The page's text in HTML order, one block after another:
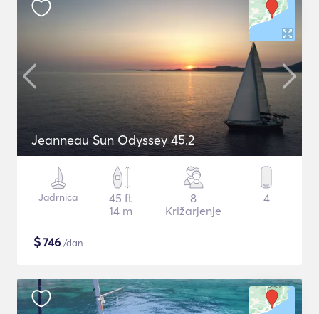
Jeanneau Sun Odyssey 45.2
Jadrnica
45 ft
14 m
8
Križarjenje
4
$746 /dan